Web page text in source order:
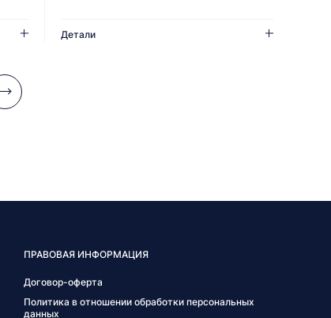
Детали
ПРАВОВАЯ ИНФОРМАЦИЯ
Договор-оферта
Политика в отношении обработки персональных
данных